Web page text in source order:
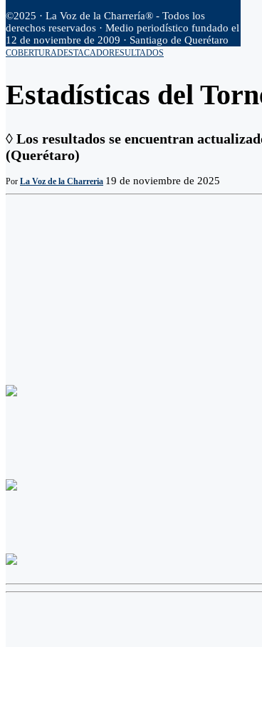
©2025 · La Voz de la Charrería® - Todos los
derechos reservados · Medio periodístico fundado el
12 de noviembre de 2009 · Santiago de Querétaro
COBERTURADESTACADORESULTADOS
Estadísticas del
◊ Los resultados se encuentran
(Querétaro)
Por La Voz de la Charreria 19 de noviembre de 2025